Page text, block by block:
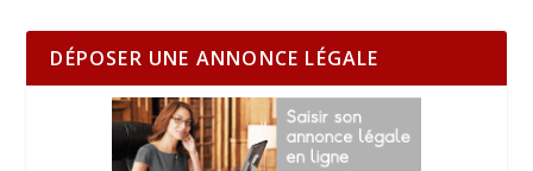
DÉPOSER UNE ANNONCE LÉGALE